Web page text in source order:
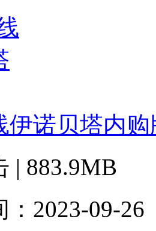
伊诺贝塔内购
| 883.9MB
2023-09-26